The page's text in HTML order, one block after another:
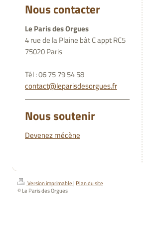
Nous contacter
Le Paris des Orgues
4 rue de la Plaine bât C appt RC5
75020 Paris
Tél : 06 75 79 54 58
contact@leparisdesorgues.fr
Nous soutenir
Devenez mécène
Version imprimable | Plan du site
© Le Paris des Orgues